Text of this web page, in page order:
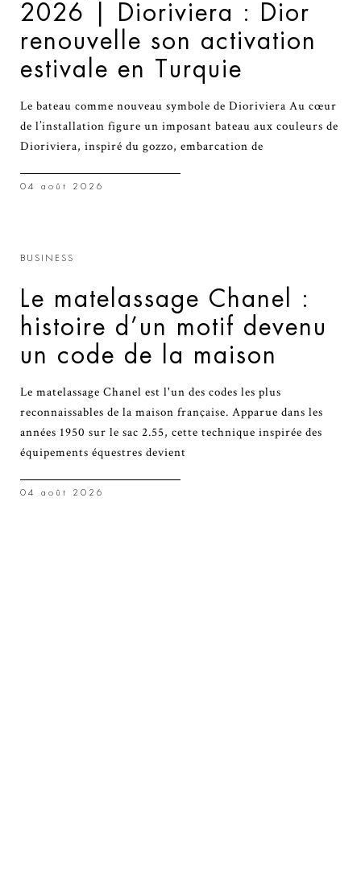
2026 | Dioriviera : Dior
renouvelle son activation
estivale en Turquie
Le bateau comme nouveau symbole de Dioriviera Au cœur
de l’installation figure un imposant bateau aux couleurs de
Dioriviera, inspiré du gozzo, embarcation de
04 août 2026
BUSINESS
Le matelassage Chanel :
histoire d’un motif devenu
un code de la maison
Le matelassage Chanel est l'un des codes les plus
reconnaissables de la maison française. Apparue dans les
années 1950 sur le sac 2.55, cette technique inspirée des
équipements équestres devient
04 août 2026